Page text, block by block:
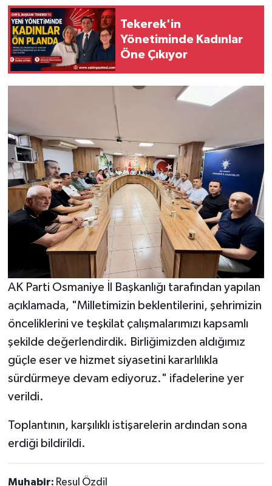
Tekerek'in
Yönetiminde Kadınlar
Öne Çıkıyor
AK Parti Osmaniye İl Başkanlığı tarafından yapılan
açıklamada, "Milletimizin beklentilerini, şehrimizin
önceliklerini ve teşkilat çalışmalarımızı kapsamlı
şekilde değerlendirdik. Birliğimizden aldığımız
güçle eser ve hizmet siyasetini kararlılıkla
sürdürmeye devam ediyoruz." ifadelerine yer
verildi.
Toplantının, karşılıklı istişarelerin ardından sona
erdiği bildirildi.
Muhabir: Resul Özdil